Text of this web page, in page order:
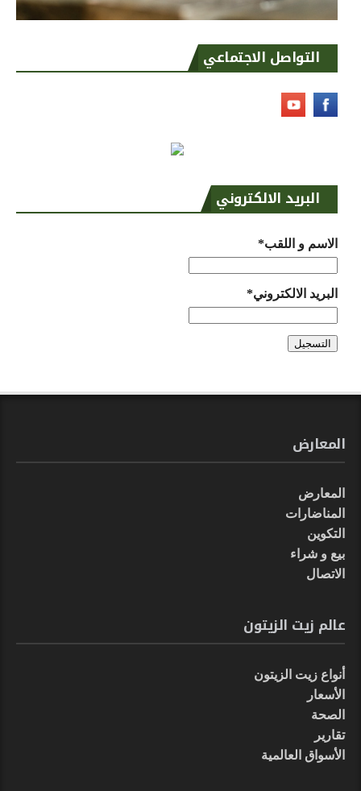
التواصل الاجتماعي
البريد الالكتروني
الاسم و اللقب*
البريد الالكتروني*
المعارض
المعارض
المناضارات
التكوين
بيع و شراء
الاتصال
عالم زيت الزيتون
أنواع زيت الزيتون
الأسعار
الصحة
تقارير
الأسواق العالمية